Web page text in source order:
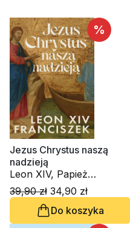
%
Jezus Chrystus naszą
nadzieją
Leon XIV, Papież
Franciszek - kard. Jorge
Mario Bergoglio
39,90 zł 34,90 zł
Do koszyka